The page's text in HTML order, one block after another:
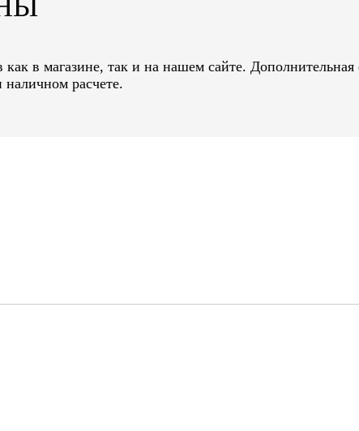
в магазине, так и на нашем сайте. Дополнительная
наличном расчете.